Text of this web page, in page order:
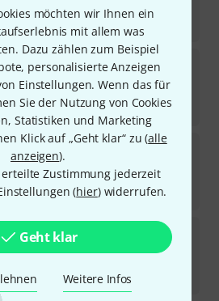
möchten wir Ihnen ein
mit allem was
Dazu zählen zum Beispiel
personalisierte Anzeigen
Einstellungen. Wenn das für
Sie der Nutzung von Cookies
Statistiken und Marketing
Klick auf „Geht klar“ zu (alle
anzeigen).
Zustimmung jederzeit
(hier) widerrufen.
Geht klar
Weitere Infos
Complete Chopin Rondos
Brahms Klavierkonzert Nr. 1
Diabelli Erste 12 Lektionen